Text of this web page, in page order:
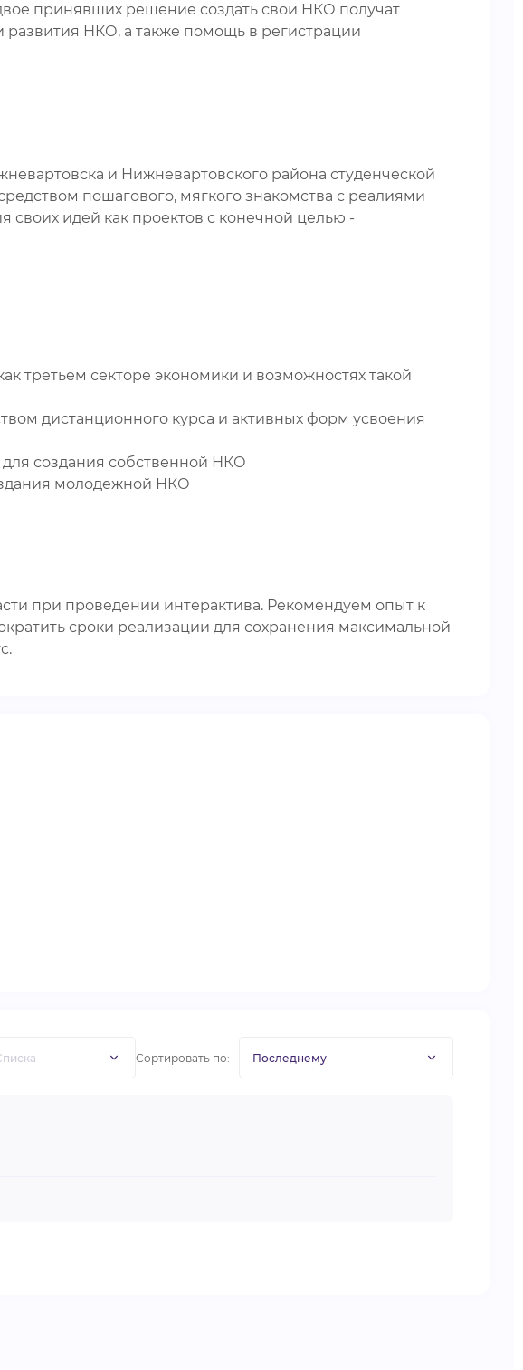
принявших решение создать свои НКО получат
развития НКО, а также помощь в регистрации
и Нижневартовского района студенческой
пошагового, мягкого знакомства с реалиями
своих идей как проектов с конечной целью -
третьем секторе экономики и возможностях такой
дистанционного курса и активных форм усвоения
создания собственной НКО
молодежной НКО
при проведении интерактива. Рекомендуем опыт к
сроки реализации для сохранения максимальной
Сортировать по: